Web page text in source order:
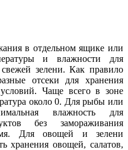
в отдельном ящике или
и влажности для
зелени. Как правило
отсеки для хранения
Чаще всего в зоне
около 0. Для рыбы или
влажность для
без замораживания
Для овощей и зелени
хранения овощей, салатов,